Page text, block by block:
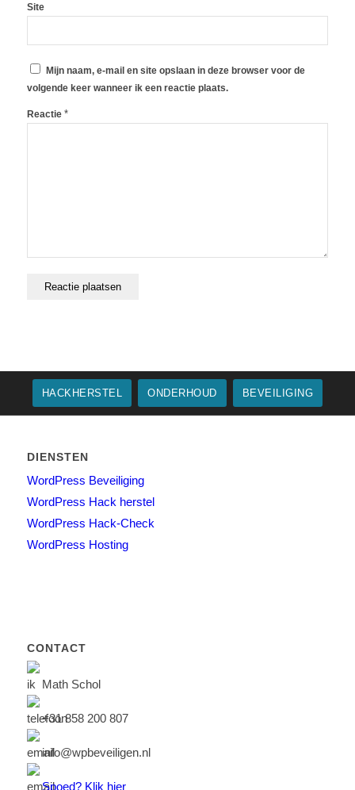
Site
Mijn naam, e-mail en site opslaan in deze browser voor de
volgende keer wanneer ik een reactie plaats.
Reactie *
HACKHERSTEL ONDERHOUD BEVEILIGING
DIENSTEN
WordPress Beveiliging
WordPress Hack herstel
WordPress Hack-Check
WordPress Hosting
CONTACT
Math Schol
+31 858 200 807
info@wpbeveiligen.nl
Spoed? Klik hier